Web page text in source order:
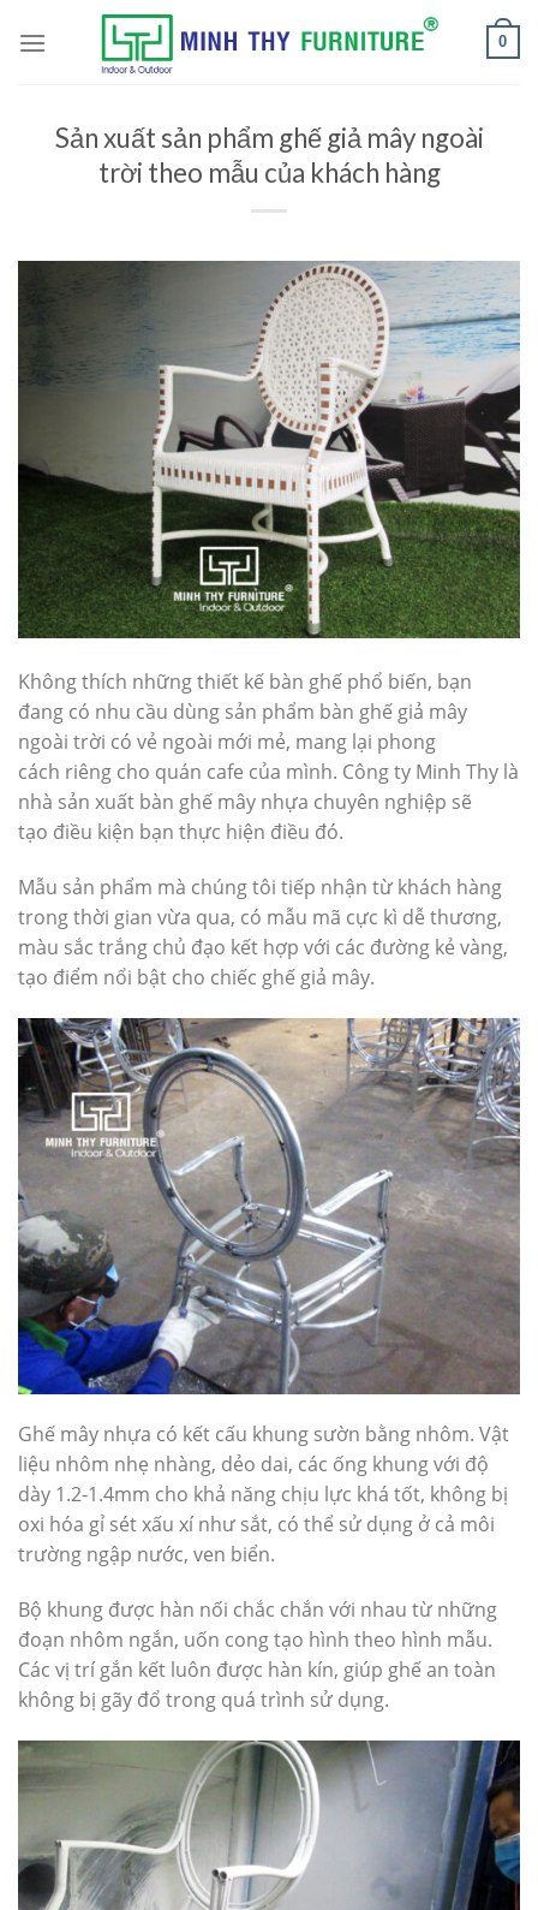
0
Sản xuất sản phẩm ghế giả mây ngoài
trời theo mẫu của khách hàng
Không thích những thiết kế bàn ghế phổ biến, bạn
đang có nhu cầu dùng sản phẩm bàn ghế giả mây
ngoài trời có vẻ ngoài mới mẻ, mang lại phong
cách riêng cho quán cafe của mình. Công ty Minh Thy là
nhà sản xuất bàn ghế mây nhựa chuyên nghiệp sẽ
tạo điều kiện bạn thực hiện điều đó.
Mẫu sản phẩm mà chúng tôi tiếp nhận từ khách hàng
trong thời gian vừa qua, có mẫu mã cực kì dễ thương,
màu sắc trắng chủ đạo kết hợp với các đường kẻ vàng,
tạo điểm nổi bật cho chiếc ghế giả mây.
Ghế mây nhựa có kết cấu khung sườn bằng nhôm. Vật
liệu nhôm nhẹ nhàng, dẻo dai, các ống khung với độ
dày 1.2-1.4mm cho khả năng chịu lực khá tốt, không bị
oxi hóa gỉ sét xấu xí như sắt, có thể sử dụng ở cả môi
trường ngập nước, ven biển.
Bộ khung được hàn nối chắc chắn với nhau từ những
đoạn nhôm ngắn, uốn cong tạo hình theo hình mẫu.
Các vị trí gắn kết luôn được hàn kín, giúp ghế an toàn
không bị gãy đổ trong quá trình sử dụng.